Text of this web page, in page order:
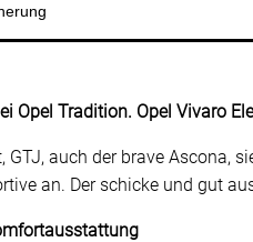
Opel Tradition. Opel Vivaro
GTJ, auch der brave
an. Der schicke und gut